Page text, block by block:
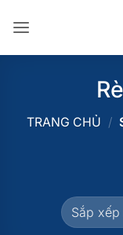
qua
TRANG CHỦ /